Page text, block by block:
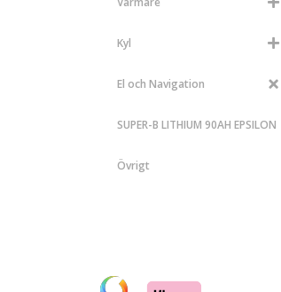
Kyl
El och Navigation
SUPER-B LITHIUM 90AH EPSILON
Övrigt